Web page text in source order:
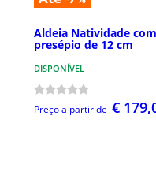
Aldeia Natividade
presépio de 12 cm
DISPONÍVEL
Preço a partir de €